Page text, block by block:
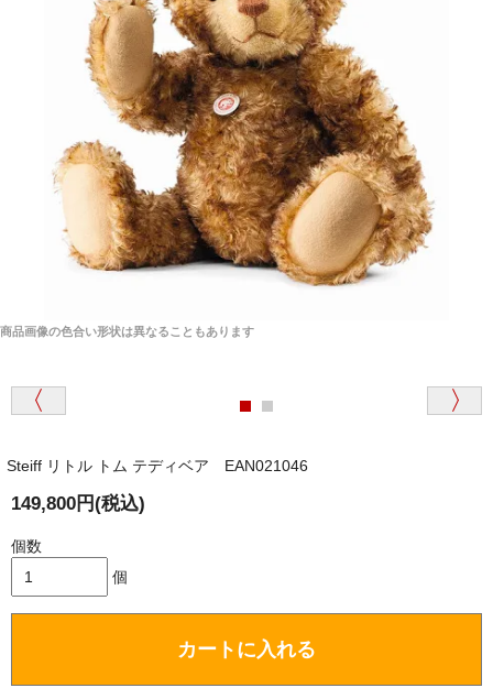
商品画像の色合い形状は異なることもあります
Steiff リトル トム テディベア EAN021046
149,800円(税込)
個数
個
カートに入れる